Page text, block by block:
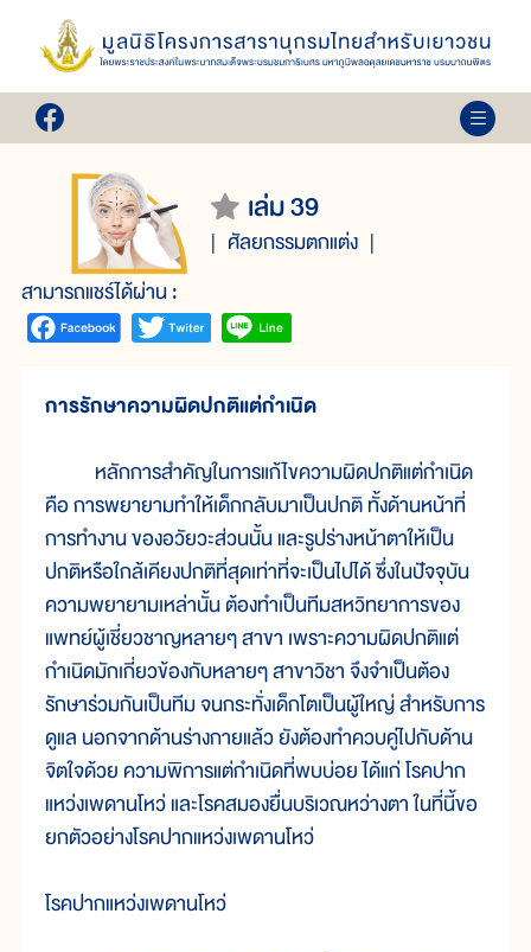
เล่ม 39
ศัลยกรรมตกแต่ง
สามารถแชร์ได้ผ่าน :
การรักษาความผิดปกติแต่กำเนิด
หลักการสำคัญในการแก้ไขความผิดปกติแต่กำเนิด
คือ การพยายามทำให้เด็กกลับมาเป็นปกติ ทั้งด้านหน้าที่
การทำงาน ของอวัยวะส่วนนั้น และรูปร่างหน้าตาให้เป็น
ปกติหรือใกล้เคียงปกติที่สุดเท่าที่จะเป็นไปได้ ซึ่งในปัจจุบัน
ความพยายามเหล่านั้น ต้องทำเป็นทีมสหวิทยาการของ
แพทย์ผู้เชี่ยวชาญหลายๆ สาขา เพราะความผิดปกติแต่
กำเนิดมักเกี่ยวข้องกับหลายๆ สาขาวิชา จึงจำเป็นต้อง
รักษาร่วมกันเป็นทีม จนกระทั่งเด็กโตเป็นผู้ใหญ่ สำหรับการ
ดูแล นอกจากด้านร่างกายแล้ว ยังต้องทำควบคู่ไปกับด้าน
จิตใจด้วย ความพิการแต่กำเนิดที่พบบ่อย ได้แก่ โรคปาก
แหว่งเพดานโหว่ และโรคสมองยื่นบริเวณหว่างตา ในที่นี้ขอ
ยกตัวอย่างโรคปากแหว่งเพดานโหว่
โรคปากแหว่งเพดานโหว่